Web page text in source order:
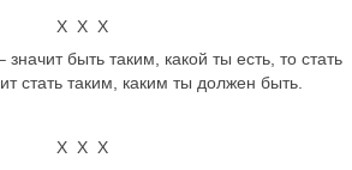
Х Х Х
быть таким, какой ты есть, то стать
стать таким, каким ты должен быть.
Х Х Х